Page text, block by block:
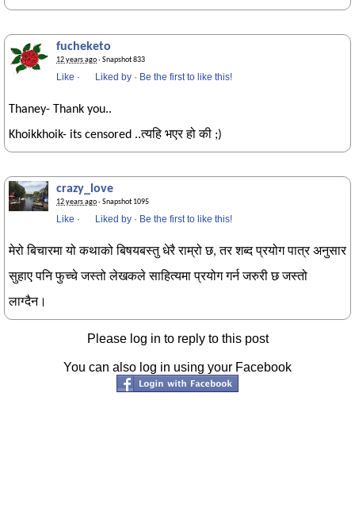
fucheketo
12 years ago· Snapshot 833
Like · Liked by · Be the first to like this!
Thaney- Thank you..
Khoikkhoik- its censored ..त्यहि भएर हो की ;)
crazy_love
12 years ago· Snapshot 1095
Like · Liked by · Be the first to like this!
मेरो बिचारमा यो कथाको बिषयबस्तु धेरै राम्रो छ, तर शब्द प्रयोग पात्र अनुसार
सुहाए पनि फुच्चे जस्तो लेखकले साहित्यमा प्रयोग गर्न जरुरी छ जस्तो
लाग्दैन।
Please log in to reply to this post
You can also log in using your Facebook